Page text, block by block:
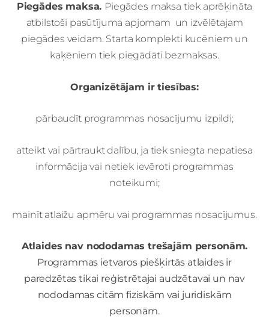
Piegādes maksa. Piegādes maksa tiek aprēķināta
atbilstoši pasūtījuma apjomam un izvēlētajam
piegādes veidam. Starta komplekti kucēniem un
kaķēniem tiek piegādāti bezmaksas.
Organizētājam ir tiesības:
pārbaudīt programmas nosacījumu izpildi;
atteikt vai pārtraukt dalību, ja tiek sniegta nepatiesa
informācija vai netiek ievēroti programmas
noteikumi;
mainīt atlaižu apmēru vai programmas nosacījumus.
Atlaides nav nododamas trešajām personām.
Programmas ietvaros piešķirtās atlaides ir
paredzētas tikai reģistrētajai audzētavai un nav
nododamas citām fiziskām vai juridiskām
personām.